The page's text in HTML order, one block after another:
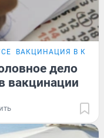
ВАКЦИНАЦИЯ В
дело
вакцинации